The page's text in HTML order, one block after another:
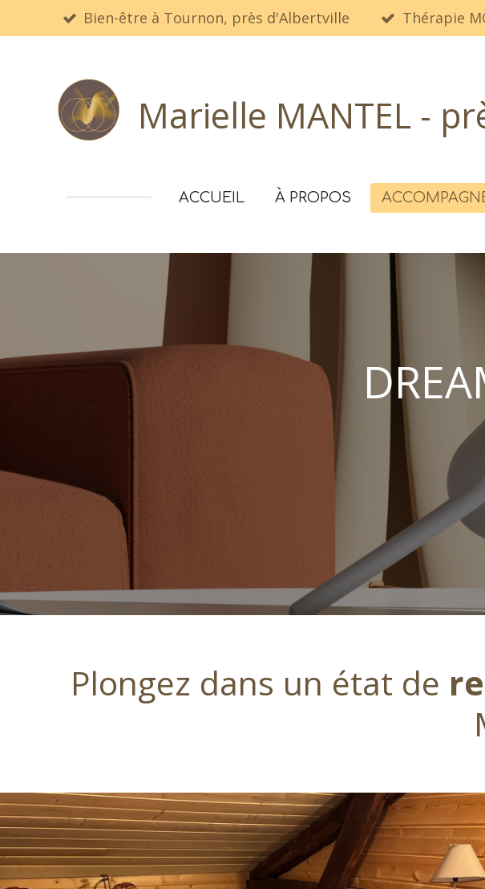
au
Bien-être à Tournon, près d'Albertville Thérapie
Marielle MANTEL -
ACCUEIL À PROPOS
Plongez dans un état de